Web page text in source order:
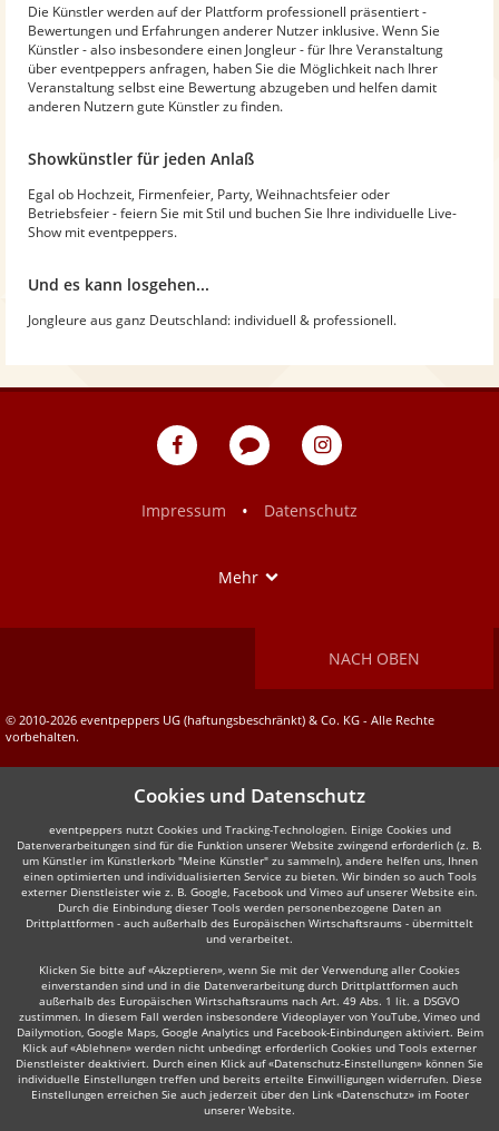
Die Künstler werden auf der Plattform professionell präsentiert -
Bewertungen und Erfahrungen anderer Nutzer inklusive. Wenn Sie
Künstler - also insbesondere einen Jongleur - für Ihre Veranstaltung
über eventpeppers anfragen, haben Sie die Möglichkeit nach Ihrer
Veranstaltung selbst eine Bewertung abzugeben und helfen damit
anderen Nutzern gute Künstler zu finden.
Showkünstler für jeden Anlaß
Egal ob Hochzeit, Firmenfeier, Party, Weihnachtsfeier oder
Betriebsfeier - feiern Sie mit Stil und buchen Sie Ihre individuelle Live-
Show mit eventpeppers.
Und es kann losgehen...
Jongleure aus ganz Deutschland: individuell & professionell.
eventpeppers
Blog
eventpeppers
Impressum
• Datenschutz
Mehr
NACH OBEN
© 2010-2026 eventpeppers UG (haftungsbeschränkt) & Co. KG - Alle Rechte
vorbehalten.
Cookies und Datenschutz
eventpeppers nutzt Cookies und Tracking-Technologien. Einige Cookies und
Datenverarbeitungen sind für die Funktion unserer Website zwingend erforderlich (z. B.
um Künstler im Künstlerkorb "Meine Künstler" zu sammeln), andere helfen uns, Ihnen
einen optimierten und individualisierten Service zu bieten. Wir binden so auch Tools
externer Dienstleister wie z. B. Google, Facebook und Vimeo auf unserer Website ein.
Durch die Einbindung dieser Tools werden personenbezogene Daten an
Drittplattformen - auch außerhalb des Europäischen Wirtschaftsraums - übermittelt
und verarbeitet.
Klicken Sie bitte auf «Akzeptieren», wenn Sie mit der Verwendung aller Cookies
einverstanden sind und in die Datenverarbeitung durch Drittplattformen auch
außerhalb des Europäischen Wirtschaftsraums nach Art. 49 Abs. 1 lit. a DSGVO
zustimmen. In diesem Fall werden insbesondere Videoplayer von YouTube, Vimeo und
Dailymotion, Google Maps, Google Analytics und Facebook-Einbindungen aktiviert. Beim
Klick auf «Ablehnen» werden nicht unbedingt erforderlich Cookies und Tools externer
Dienstleister deaktiviert. Durch einen Klick auf «Datenschutz-Einstellungen» können Sie
individuelle Einstellungen treffen und bereits erteilte Einwilligungen widerrufen. Diese
Einstellungen erreichen Sie auch jederzeit über den Link «Datenschutz» im Footer
unserer Website.